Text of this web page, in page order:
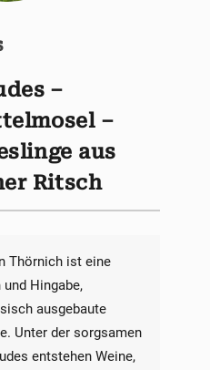
–
–
aus
Ritsch
Thörnich ist eine
Hingabe,
ausgebaute
Unter der sorgsamen
entstehen Weine,